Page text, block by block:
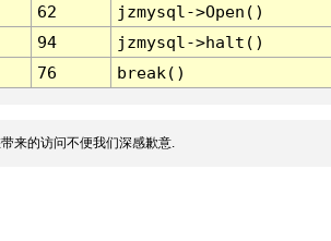
62
jzmysql->Open()
94
jzmysql->halt()
76 break()
来的访问不便我们深感歉意.